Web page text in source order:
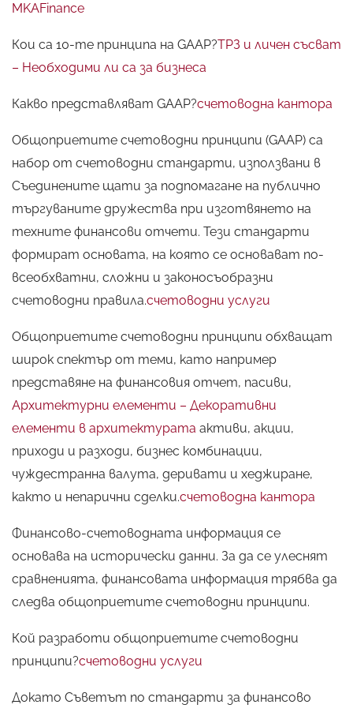
MKAFinance
Кои са 10-те принципа на GAAP?ТРЗ и личен съсват
– Необходими ли са за бизнеса
Какво представляват GAAP?счетоводна кантора
Общоприетите счетоводни принципи (GAAP) са
набор от счетоводни стандарти, използвани в
Съединените щати за подпомагане на публично
търгуваните дружества при изготвянето на
техните финансови отчети. Тези стандарти
формират основата, на която се основават по-
всеобхватни, сложни и законосъобразни
счетоводни правила.счетоводни услуги
Общоприетите счетоводни принципи обхващат
широк спектър от теми, като например
представяне на финансовия отчет, пасиви,
Архитектурни елементи – Декоративни
елементи в архитектурата активи, акции,
приходи и разходи, бизнес комбинации,
чуждестранна валута, деривати и хеджиране,
както и непарични сделки.счетоводна кантора
Финансово-счетоводната информация се
основава на исторически данни. За да се улеснят
сравненията, финансовата информация трябва да
следва общоприетите счетоводни принципи.
Кой разработи общоприетите счетоводни
принципи?счетоводни услуги
Докато Съветът по стандарти за финансово